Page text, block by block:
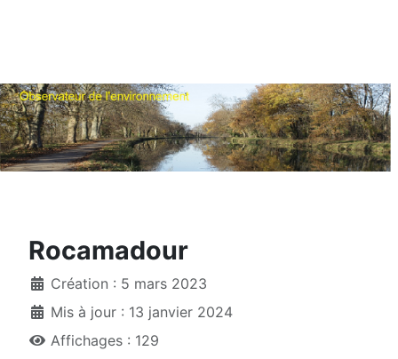
Rocamadour
Création : 5 mars 2023
Mis à jour : 13 janvier 2024
Affichages : 129